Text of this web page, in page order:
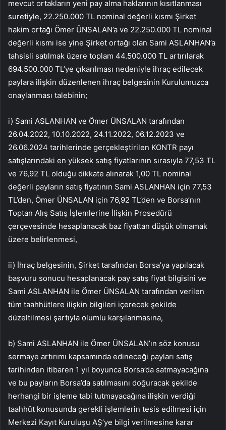
mevcut ortakların yeni pay alma haklarının kısıtlanması
suretiyle, 22.250.000 TL nominal değerli kısmı Şirket
hakim ortağı Ömer ÜNSALAN’a ve 22.250.000 TL nominal
değerli kısmı ise yine Şirket ortağı olan Sami ASLANHAN’a
tahsisli satılmak üzere toplam 44.500.000 TL artırılarak
694.500.000 TL’ye çıkarılması nedeniyle ihraç edilecek
paylara ilişkin düzenlenen ihraç belgesinin Kurulumuzca
onaylanması talebinin;
i) Sami ASLANHAN ve Ömer ÜNSALAN tarafından
26.04.2022, 10.10.2022, 24.11.2022, 06.12.2023 ve
26.06.2024 tarihlerinde gerçekleştirilen KONTR payı
satışlarındaki en yüksek satış fiyatlarının sırasıyla 77,53 TL
ve 76,92 TL olduğu dikkate alınarak 1,00 TL nominal
değerli payların satış fiyatının Sami ASLANHAN için 77,53
TL’den, Ömer ÜNSALAN için 76,92 TL’den ve Borsa’nın
Toptan Alış Satış İşlemlerine İlişkin Prosedürü
çerçevesinde hesaplanacak baz fiyattan düşük olmamak
üzere belirlenmesi,
ii) İhraç belgesinin, Şirket tarafından Borsa’ya yapılacak
başvuru sonucu hesaplanacak pay satış fiyat bilgisini ve
Sami ASLANHAN ile Ömer ÜNSALAN tarafından verilen
tüm taahhütlere ilişkin bilgileri içerecek şekilde
düzeltilmesi şartıyla olumlu karşılanmasına,
b) Sami ASLANHAN ile Ömer ÜNSALAN’ın söz konusu
sermaye artırımı kapsamında edineceği payları satış
tarihinden itibaren 1 yıl boyunca Borsa’da satmayacağına
ve bu payların Borsa’da satılmasını doğuracak şekilde
herhangi bir işleme tabi tutmayacağına ilişkin verdiği
taahhüt konusunda gerekli işlemlerin tesis edilmesi için
Merkezi Kayıt Kuruluşu AŞ’ye bilgi verilmesine karar